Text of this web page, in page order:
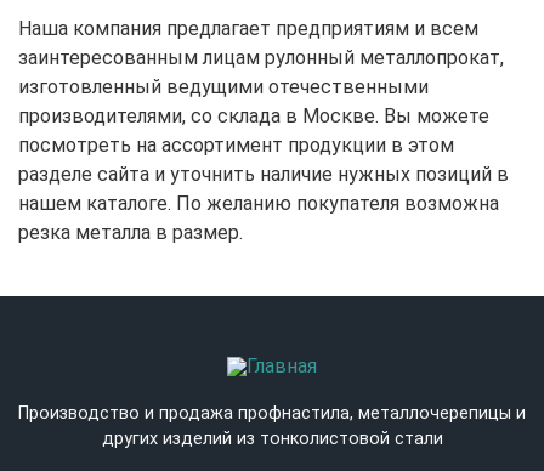
Наша компания предлагает предприятиям и всем
заинтересованным лицам рулонный металлопрокат,
изготовленный ведущими отечественными
производителями, со склада в Москве. Вы можете
посмотреть на ассортимент продукции в этом
разделе сайта и уточнить наличие нужных позиций в
нашем каталоге. По желанию покупателя возможна
резка металла в размер.
Производство и продажа профнастила, металлочерепицы и
других изделий из тонколистовой стали